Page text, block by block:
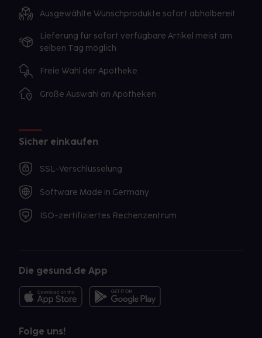
Ausgewählte Wunschprodukte sofort abholbereit
Lieferung für sofort verfügbare Artikel meist am
selben Tag möglich
Freie Wahl der Apotheke
Große Auswahl an Apotheken
Sicher einkaufen
SSL-Verschlüsselung
Software Made in Germany
ISO-zertifiziertes Rechenzentrum
Die gesund.de App
Folge uns!